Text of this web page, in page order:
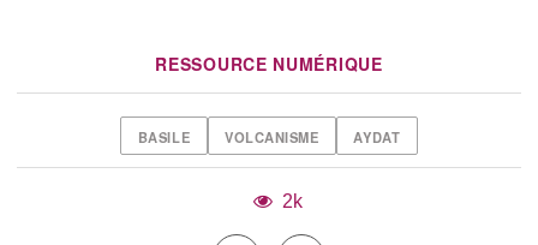
RESSOURCE NUMÉRIQUE
BASILE VOLCANISME AYDAT
2k